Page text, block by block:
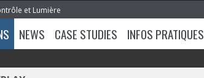
et Lumière
NEWS CASE STUDIES INFOS PRATIQUES